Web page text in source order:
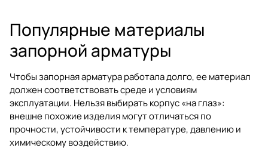
Популярные материалы
запорной арматуры
Чтобы запорная арматура работала долго, ее материал
должен соответствовать среде и условиям
эксплуатации. Нельзя выбирать корпус «на глаз»:
внешне похожие изделия могут отличаться по
прочности, устойчивости к температуре, давлению и
химическому воздействию.